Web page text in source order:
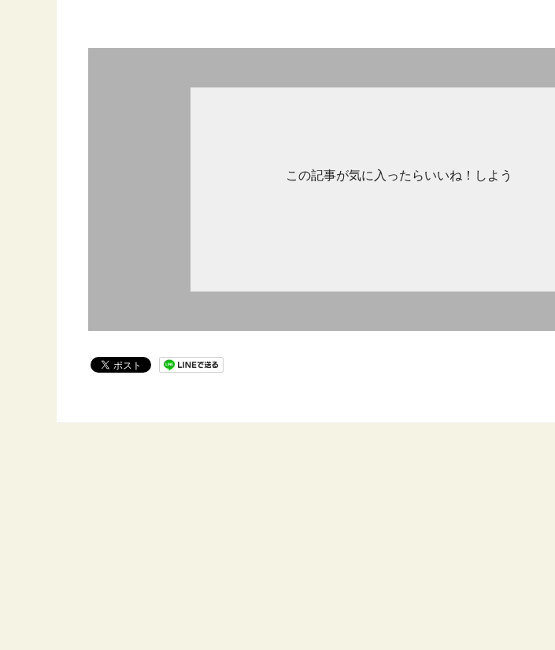
この記事が気に入ったらいいね！しよう